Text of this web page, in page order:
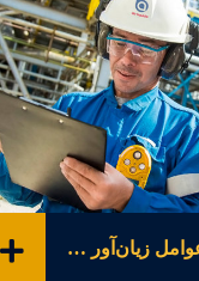
شناسایی و اندازه‌گیری عوامل زیان‌آور محیط کار